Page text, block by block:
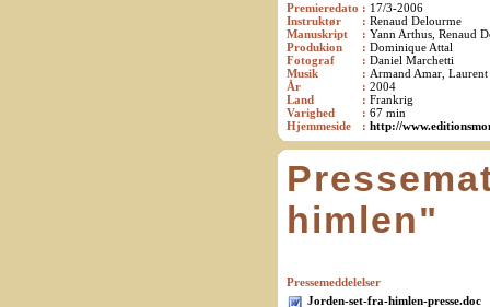
Premieredato : 17/3-2006
Instruktør
: Renaud Delourme
Manuskript
: Yann Arthus, Renaud
Produkion
: Dominique Attal
Fotograf
: Daniel Marchetti
Musik
: Armand Amar, Laurent
År
: 2004
Land
: Frankrig
Varighed
: 67 min
Hjemmeside
: http://
himlen"
Pressemeddelelser
Jorden-set-fra-himlen-presse.doc